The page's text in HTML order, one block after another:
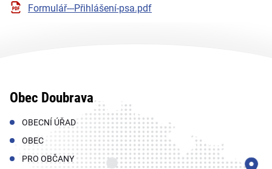
Formulář---Přihlášení-psa.pdf
Obec Doubrava
OBECNÍ ÚŘAD
OBEC
PRO OBČANY